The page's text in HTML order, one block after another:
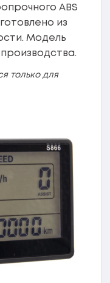
ABS
из
Модель
только для